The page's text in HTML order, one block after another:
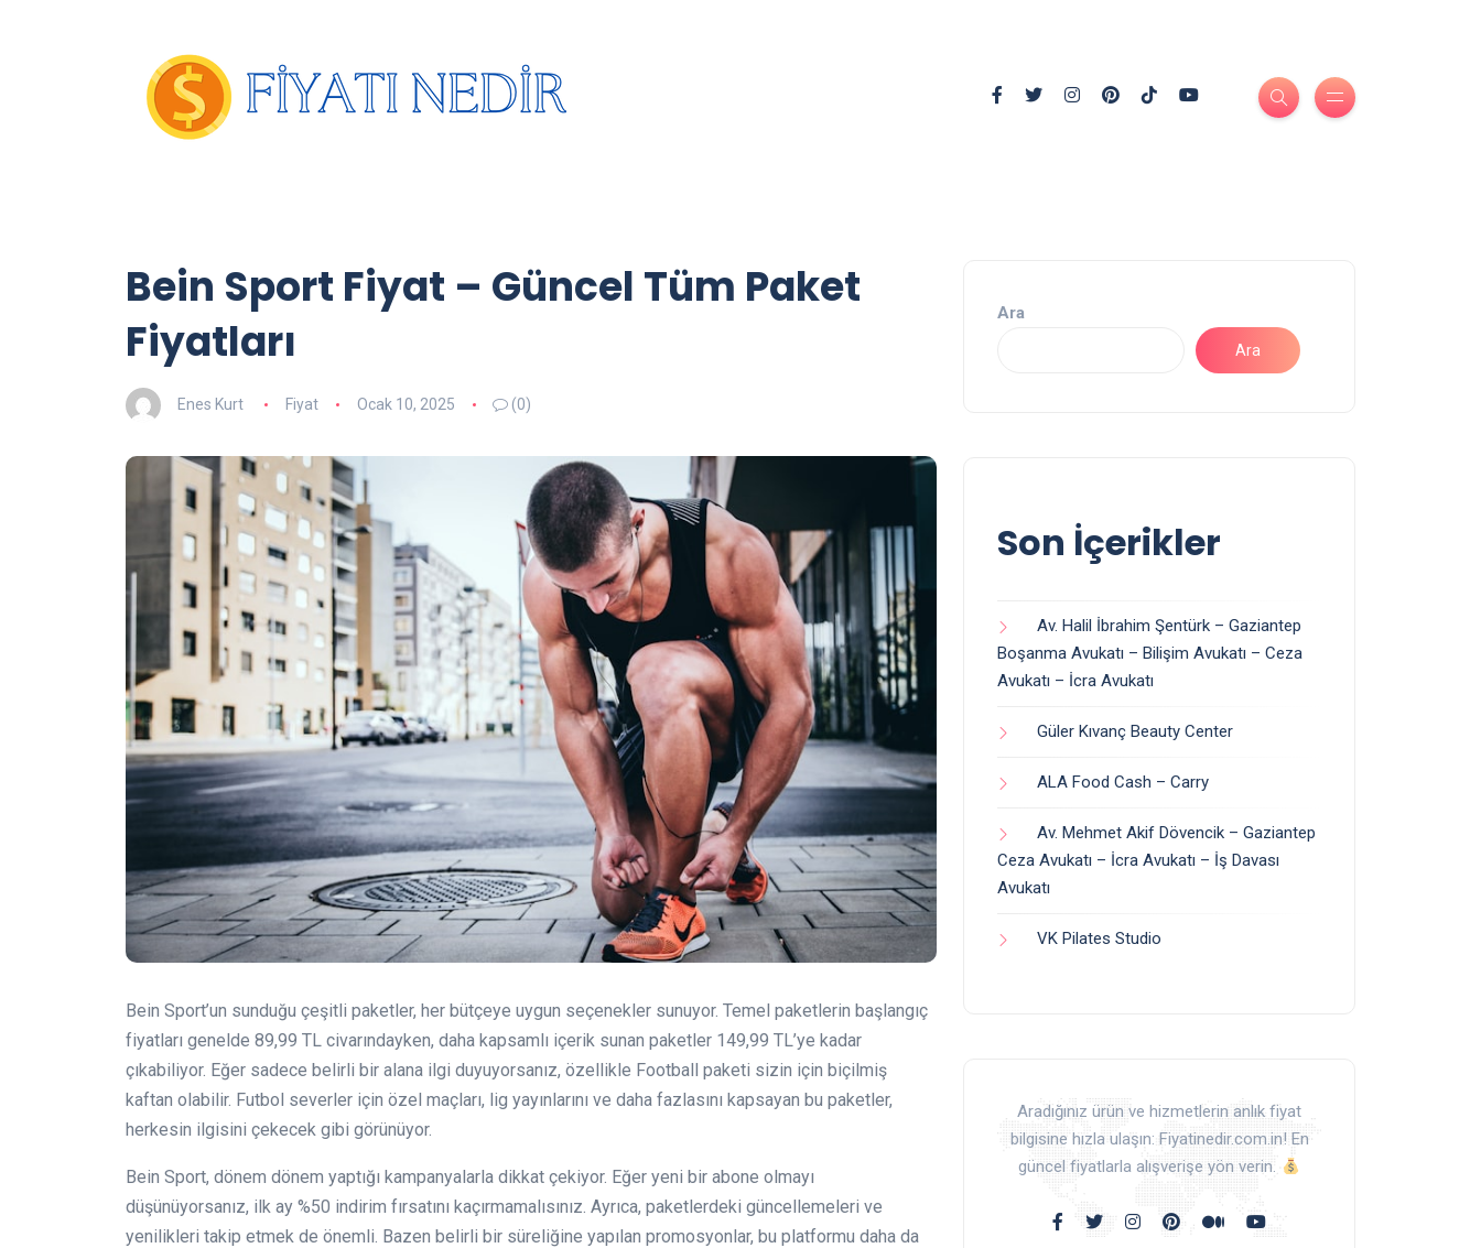
Bein Sport Fiyat – Güncel Tüm Paket
Fiyatları
Enes Kurt Fiyat Ocak 10, 2025 (0)
Bein Sport’un sunduğu çeşitli paketler, her bütçeye uygun seçenekler sunuyor. Temel paketlerin başlangıç
fiyatları genelde 89,99 TL civarındayken, daha kapsamlı içerik sunan paketler 149,99 TL’ye kadar
çıkabiliyor. Eğer sadece belirli bir alana ilgi duyuyorsanız, özellikle Football paketi sizin için biçilmiş
kaftan olabilir. Futbol severler için özel maçları, lig yayınlarını ve daha fazlasını kapsayan bu paketler,
herkesin ilgisini çekecek gibi görünüyor.
Bein Sport, dönem dönem yaptığı kampanyalarla dikkat çekiyor. Eğer yeni bir abone olmayı
düşünüyorsanız, ilk ay %50 indirim fırsatını kaçırmamalısınız. Ayrıca, paketlerdeki güncellemeleri ve
yenilikleri takip etmek de önemli. Bazen belirli bir süreliğine yapılan promosyonlar, bu platformu daha da
Ara
Ara
Son İçerikler
Av. Halil İbrahim Şentürk – Gaziantep
Boşanma Avukatı – Bilişim Avukatı – Ceza
Avukatı – İcra Avukatı
Güler Kıvanç Beauty Center
ALA Food Cash – Carry
Av. Mehmet Akif Dövencik – Gaziantep
Ceza Avukatı – İcra Avukatı – İş Davası
Avukatı
VK Pilates Studio
Aradığınız ürün ve hizmetlerin anlık fiyat
bilgisine hızla ulaşın: Fiyatinedir.com.in! En
güncel fiyatlarla alışverişe yön verin.